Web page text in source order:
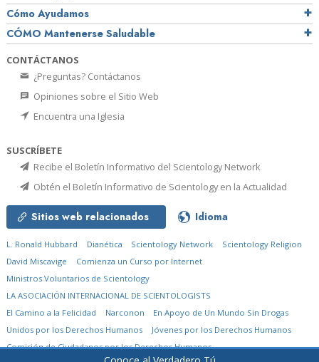
Cómo Ayudamos
CÓMO Mantenerse Saludable
CONTÁCTANOS
¿Preguntas? Contáctanos
Opiniones sobre el Sitio Web
Encuentra una Iglesia
SUSCRÍBETE
Recibe el Boletín Informativo del Scientology Network
Obtén el Boletín Informativo de Scientology en la Actualidad
Sitios web relacionados Idioma
L. Ronald Hubbard Dianética Scientology Network
Scientology Religion
David Miscavige
Comienza un Curso por Internet
Ministros Voluntarios de Scientology
LA ASOCIACIÓN INTERNACIONAL DE SCIENTOLOGISTS
El Camino a la Felicidad
Narconon
En Apoyo de Un Mundo Sin Drogas
Unidos por los Derechos Humanos
Jóvenes por los Derechos Humanos
Comisión de Ciudadanos por los Derechos Humanos